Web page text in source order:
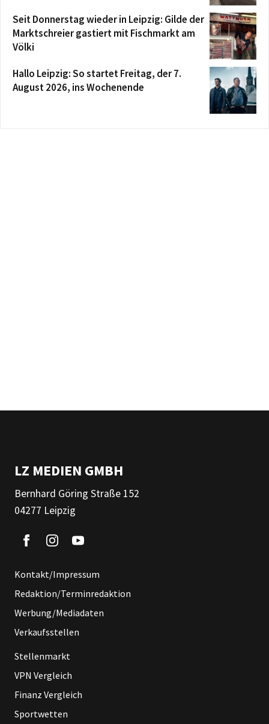
Seit Donnerstag wieder in Leipzig: Gilde der
Marktschreier gastiert mit Fischmarkt am
Völki
Hallo Leipzig: So startet Freitag, der 7.
August 2026, ins Wochenende
LZ MEDIEN GMBH
Bernhard Göring Straße 152
04277 Leipzig
Kontakt/Impressum
Redaktion/Terminredaktion
Werbung/Mediadaten
Verkaufsstellen
Stellenmarkt
VPN Vergleich
Finanz Vergleich
Sportwetten